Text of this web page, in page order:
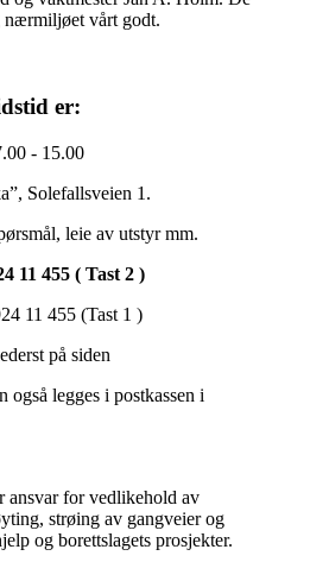
vårt godt.
er:
- 15.00
Solefallsveien 1.
leie av utstyr mm.
11 455 ( Tast 2 )
11 455 (Tast 1 )
på siden
legges i postkassen i
ansvar for vedlikehold av
strøing av gangveier og
og borettslagets prosjekter.